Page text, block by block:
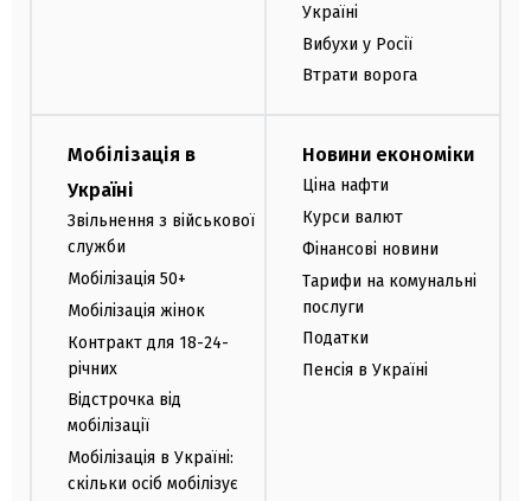
Україні
Вибухи у Росії
Втрати ворога
Мобілізація в
Україні
Звільнення з військової
служби
Мобілізація 50+
Мобілізація жінок
Контракт для 18-24-
річних
Відстрочка від
мобілізації
Мобілізація в Україні:
скільки осіб мобілізує
Новини економіки
Ціна нафти
Курси валют
Фінансові новини
Тарифи на комунальні
послуги
Податки
Пенсія в Україні